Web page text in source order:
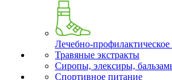
Лечебно-профилактическое
Травяные экстракты
Сиропы, элексиры,
Спортивное питание